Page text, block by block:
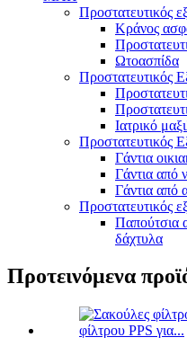
Προστατευτικός
Κράνος
Ωτοασπίδα
Προστατευτικός
Ιατρικό
Προστατευτικός
Γάντια
Γάντια από
Γάντια από
Προστατευτικός
Παπούτσια
δάχτυλα
Προτεινόμενα